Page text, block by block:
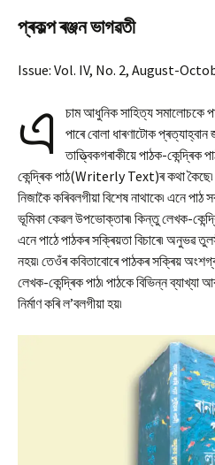
প্ৰকল্প ৰঞ্জন ভাগৱতী
Issue: Vol. IV, No. 2, August-
এ
চাম আধুনিক সাহিত্য সমালোচকে
পাৰে বোলা ধাৰণাটোক প্ৰত্যাহ্বান
তাত্ত্বিকগৰাকীয়ে পাঠক-
কেন্দ্ৰিক পাঠ(Writerly Text)ৰ কথা কৈছে৷
নিজাকৈ কৰিবলগীয়া বিশেষ নাথাকে৷ এনে
ভূমিকা কেৱল উপভোক্তাৰ৷ কিন্তু লেখক-
এনে পাঠে পাঠকৰ সক্ৰিয়তা বিচাৰে৷ অনুভৱ
নহয়৷ তেওঁৰ কবিতাবোৰে পাঠকৰ সক্ৰিয়
লেখক-কেন্দ্ৰিক পাঠ৷ পাঠকে বিভিন্ন
নিৰ্মাণ কৰি ল’বলগীয়া হয়৷